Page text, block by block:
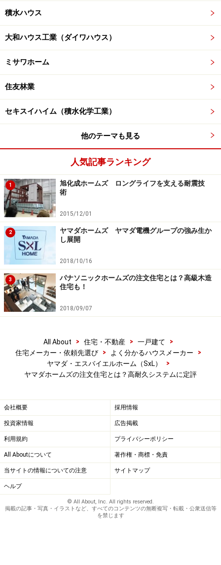
「壁体内通気システム」の壁の中に通気層を設けている様子
（クリックすると拡大します）
上記の工法に共通し、ヤマダホームズの住まいづくりを
特徴づけるのが 「壁内換気システム」
れた空気が上に上昇するという原理を利用したもので、
壁体内に結露が発生することを防ぎます。
みにより、ヤマダホームズの商品は、特に長期耐用性に
定評があります。
和のシンプルモダンデザインに強み
ヤマダホームズの商品シリーズは大きく邸宅シリーズと
注文住宅シリーズに分かれます。前者には「シンプル＆
モダン」という商品がありますが、この他の「ミンカ」
積水ハウス
大和ハウス工業（ダイワハウス）
ミサワホーム
住友林業
セキスイハイム（積水化学工業）
他のテーマも見る
人気記事ランキング
1
旭化成ホームズ ロングライフを支える耐震技
術
2015/12/01
2
ヤマダホームズ ヤマダ電機グループの強み生か
し展開
2018/10/16
3
パナソニックホームズの注文住宅とは？高級木造
住宅も！
2018/09/07
All About > 住宅・不動産 > 一戸建て
>
住宅メーカー・依頼先選び
> よく分かるハウスメーカー
>
ヤマダ・エスバイエルホーム（SxL）
>
ヤマダホームズの注文住宅とは？高耐久システムに定評
会社概要 採用情報
投資家情報 広告掲載
利用規約 プライバシーポリシー
All Aboutについて 著作権・商標・免責
当サイトの情報についての注意 サイトマップ
ヘルプ
© All About, Inc. All rights reserved.
掲載の記事・写真・イラストなど、すべてのコンテンツの無断複写・転載・公衆送信等
を禁じます